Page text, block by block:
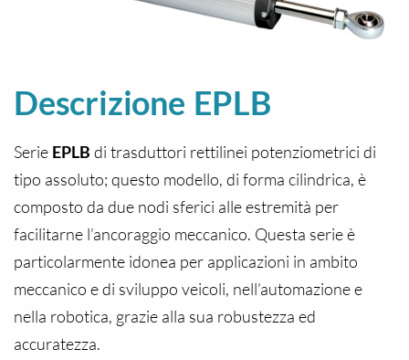
Descrizione EPLB
Serie EPLB di trasduttori rettilinei potenziometrici di
tipo assoluto; questo modello, di forma cilindrica, è
composto da due nodi sferici alle estremità per
facilitarne l’ancoraggio meccanico. Questa serie è
particolarmente idonea per applicazioni in ambito
meccanico e di sviluppo veicoli, nell’automazione e
nella robotica, grazie alla sua robustezza ed
accuratezza.